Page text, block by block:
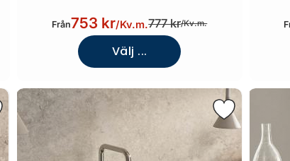
Från753 kr/Kv.m.777 kr/Kv.m.
Välj ...